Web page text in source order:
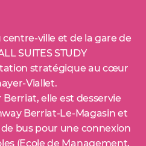
ville et de la gare de
SUITES STUDY
stratégique au cœur
Viallet.
elle est desservie
Berriat-Le-Magasin et
bus pour une connexion
(Ecole de Management,